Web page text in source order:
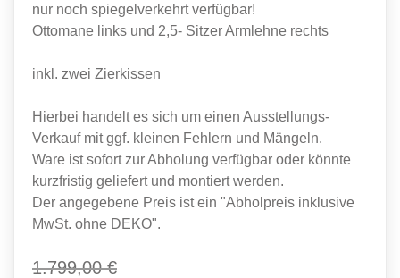
nur noch spiegelverkehrt verfügbar!
Ottomane links und 2,5- Sitzer Armlehne rechts
inkl. zwei Zierkissen
Hierbei handelt es sich um einen Ausstellungs-
Verkauf mit ggf. kleinen Fehlern und Mängeln.
Ware ist sofort zur Abholung verfügbar oder könnte
kurzfristig geliefert und montiert werden.
Der angegebene Preis ist ein "Abholpreis inklusive
MwSt. ohne DEKO".
1.799,00 €